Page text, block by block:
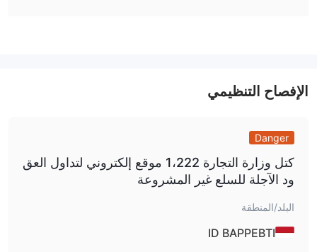
PESA، OZOW، Skrill
الإفصاح التنظيمي
Danger
كتل وزارة التجارة 1،222 موقع إلكتروني لتداول العق
ود الآجلة للسلع غير المشروعة
البلد/المنطقة
ID BAPPEBTI